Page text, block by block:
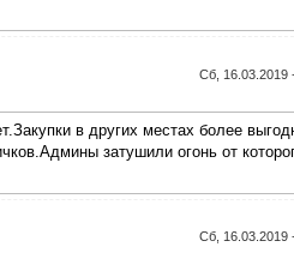
Сб, 16.03.2019
в других местах более
затушили огонь от
Сб, 16.03.2019